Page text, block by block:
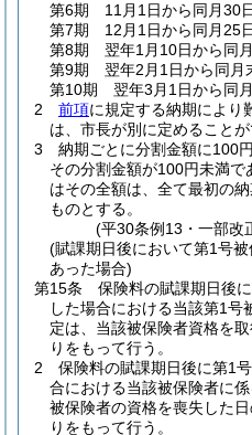
第6期 11月1日から同月30
第7期 12月1日から同月25
第8期 翌年1月10日から同
第9期 翌年2月1日から同月
第10期 翌年3月1日から同
2
前項に規定する納期により
は、市長が別に定めることが
3
納期ごとに分割金額に100
その分割金額が100円未満で
はその全額は、全て最初の
ものとする。
(平30条例13・一部改
(賦課期日後において第1号
あった場合)
第15条
保険料の賦課期日後
した場合における当該第1
定は、当該被保険者資格を
りをもって行う。
2
保険料の賦課期日後に第1
合における当該被保険者に
被保険者の資格を喪失した
りをもって行う。